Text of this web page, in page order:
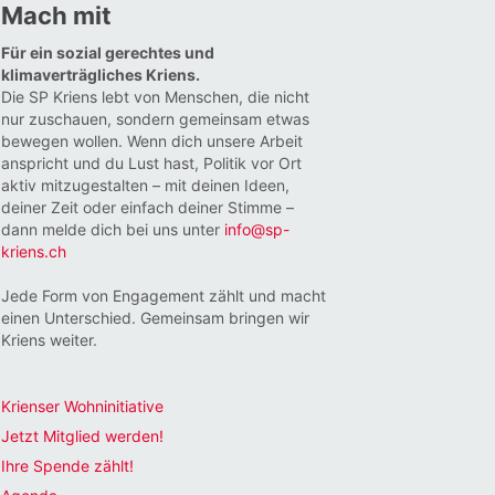
Mach mit
Für ein sozial gerechtes und
klimaverträgliches Kriens.
Die SP Kriens lebt von Menschen, die nicht
nur zuschauen, sondern gemeinsam etwas
bewegen wollen. Wenn dich unsere Arbeit
anspricht und du Lust hast, Politik vor Ort
aktiv mitzugestalten – mit deinen Ideen,
deiner Zeit oder einfach deiner Stimme –
dann melde dich bei uns unter info@sp-
kriens.ch
Jede Form von Engagement zählt und macht
einen Unterschied. Gemeinsam bringen wir
Kriens weiter.
Krienser Wohninitiative
Jetzt Mitglied werden!
Ihre Spende zählt!